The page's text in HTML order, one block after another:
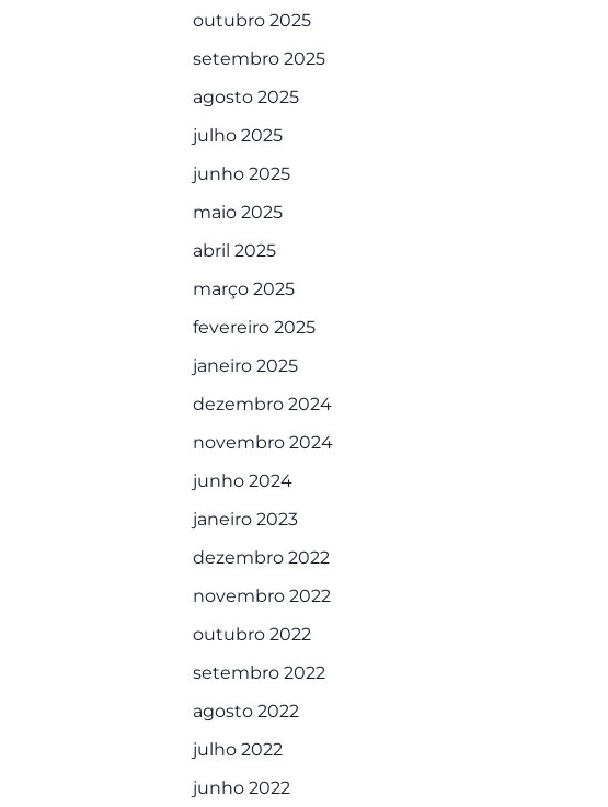
outubro 2025
setembro 2025
agosto 2025
julho 2025
junho 2025
maio 2025
abril 2025
março 2025
fevereiro 2025
janeiro 2025
dezembro 2024
novembro 2024
junho 2024
janeiro 2023
dezembro 2022
novembro 2022
outubro 2022
setembro 2022
agosto 2022
julho 2022
junho 2022